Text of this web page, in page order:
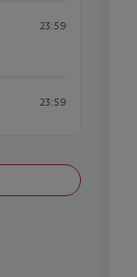
23:59
23:59